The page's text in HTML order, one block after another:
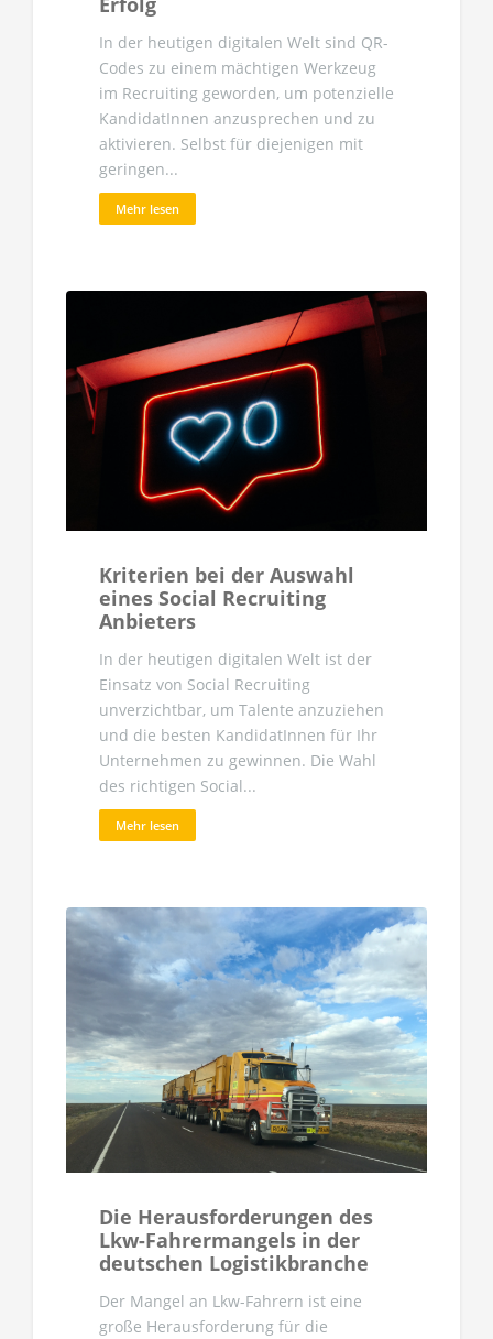
In der heutigen digitalen Welt sind QR-
Codes zu einem mächtigen Werkzeug
im Recruiting geworden, um potenzielle
KandidatInnen anzusprechen und zu
aktivieren. Selbst für diejenigen mit
geringen...
Mehr lesen
Kriterien bei der Auswahl
eines Social Recruiting
Anbieters
In der heutigen digitalen Welt ist der
Einsatz von Social Recruiting
unverzichtbar, um Talente anzuziehen
und die besten KandidatInnen für Ihr
Unternehmen zu gewinnen. Die Wahl
des richtigen Social...
Mehr lesen
Die Herausforderungen des
Lkw-Fahrermangels in der
deutschen Logistikbranche
Der Mangel an Lkw-Fahrern ist eine
große Herausforderung für die